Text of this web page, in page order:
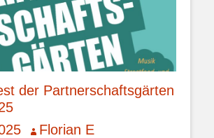
der Partnerschaftsgärten
Autor
Florian E